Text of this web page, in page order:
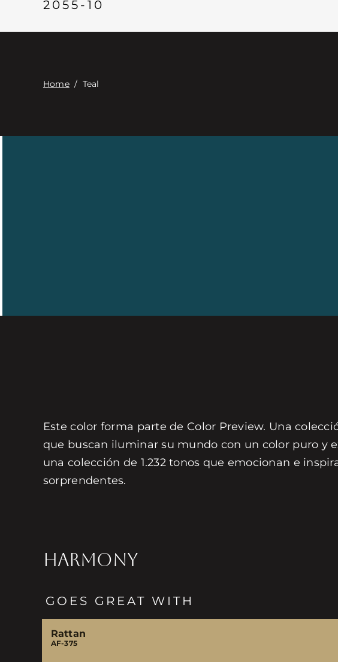
2055-10
Home/ Teal
Este color forma parte de Color Preview. Una
que buscan iluminar su mundo con un color puro y
una colección de 1.232 tonos que emocionan e
sorprendentes.
HARMONY
GOES GREAT WITH
Rattan
AF-375